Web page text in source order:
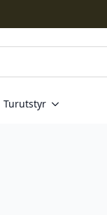
Turutstyr